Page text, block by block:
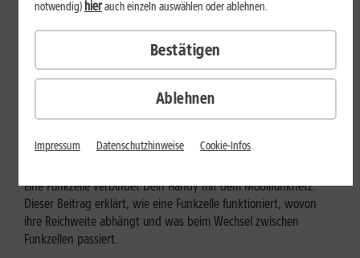
Wie funktioniert eine Funkzelle im
Mobilfunk?
Eine Funkzelle verbindet Dein Handy mit dem Mobilfunknetz.
Dieser Beitrag erklärt, wie eine Funkzelle funktioniert, wovon
ihre Reichweite abhängt und was beim Wechsel zwischen
Funkzellen passiert.
Ablehnen
notwendig) hierauch einzeln auswählen oder ablehnen.
Bestätigen
Impressum Datenschutzhinweise Cookie-Infos